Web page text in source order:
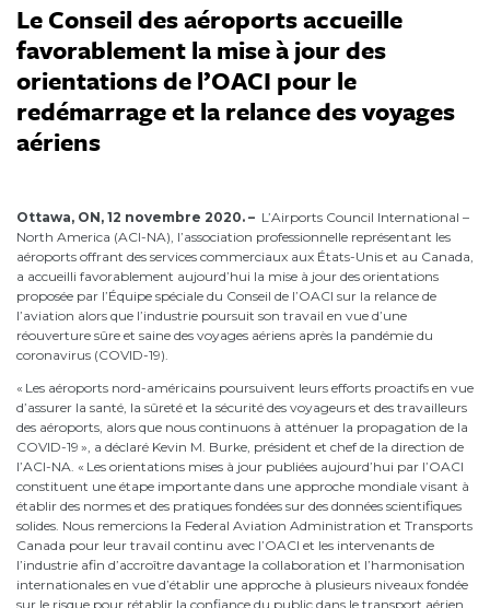
Le Conseil des aéroports accueille
favorablement la mise à jour des
orientations de l’OACI pour le
redémarrage et la relance des voyages
aériens
Ottawa, ON, 12 novembre 2020. – L’Airports Council International –
North America (ACI-NA), l’association professionnelle représentant les
aéroports offrant des services commerciaux aux États-Unis et au Canada,
a accueilli favorablement aujourd’hui la mise à jour des orientations
proposée par l’Équipe spéciale du Conseil de l’OACI sur la relance de
l’aviation alors que l’industrie poursuit son travail en vue d’une
réouverture sûre et saine des voyages aériens après la pandémie du
coronavirus (COVID-19).
« Les aéroports nord-américains poursuivent leurs efforts proactifs en vue
d’assurer la santé, la sûreté et la sécurité des voyageurs et des travailleurs
des aéroports, alors que nous continuons à atténuer la propagation de la
COVID-19 », a déclaré Kevin M. Burke, président et chef de la direction de
l’ACI-NA. « Les orientations mises à jour publiées aujourd’hui par l’OACI
constituent une étape importante dans une approche mondiale visant à
établir des normes et des pratiques fondées sur des données scientifiques
solides. Nous remercions la Federal Aviation Administration et Transports
Canada pour leur travail continu avec l’OACI et les intervenants de
l’industrie afin d’accroître davantage la collaboration et l’harmonisation
internationales en vue d’établir une approche à plusieurs niveaux fondée
sur le risque pour rétablir la confiance du public dans le transport aérien.